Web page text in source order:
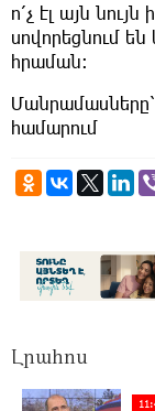
ո՛չ էլ այն
սովորեցնում
հրաման։
Մանրամասները՝
համարում
Լրահոս